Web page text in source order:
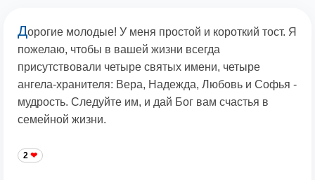
Дорогие молодые! У меня простой и короткий тост. Я
пожелаю, чтобы в вашей жизни всегда
присутствовали четыре святых имени, четыре
ангела-хранителя: Вера, Надежда, Любовь и Софья -
мудрость. Следуйте им, и дай Бог вам счастья в
семейной жизни.
2